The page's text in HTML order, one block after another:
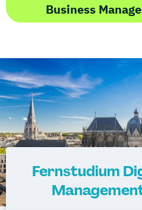
Business
Fernstudium